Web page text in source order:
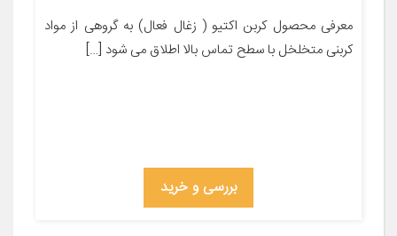
معرفی محصول کربن اکتیو ( زغال فعال) به گروهی از مواد
کربنی متخلخل با سطح تماس بالا اطلاق می شود […]
بررسی و خرید